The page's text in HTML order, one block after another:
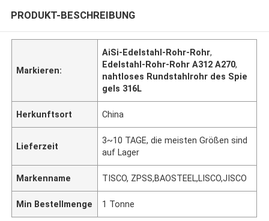
PRODUKT-BESCHREIBUNG
Markieren:
AiSi-Edelstahl-Rohr-Rohr,
Edelstahl-Rohr-Rohr A312 A270,
nahtloses Rundstahlrohr des Spie
gels 316L
Herkunftsort China
Lieferzeit
3~10 TAGE, die meisten Größen sind
auf Lager
Markenname TISCO, ZPSS,BAOSTEEL,LISCO,JISCO
Min Bestellmenge 1 Tonne